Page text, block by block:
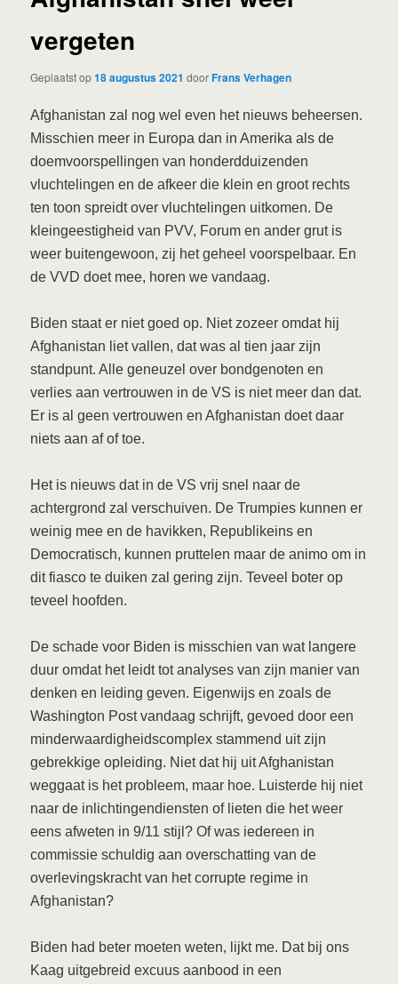
vergeten
Geplaatst op18 augustus 2021 doorFrans Verhagen
Afghanistan zal nog wel even het nieuws beheersen.
Misschien meer in Europa dan in Amerika als de
doemvoorspellingen van honderdduizenden
vluchtelingen en de afkeer die klein en groot rechts
ten toon spreidt over vluchtelingen uitkomen. De
kleingeestigheid van PVV, Forum en ander grut is
weer buitengewoon, zij het geheel voorspelbaar. En
de VVD doet mee, horen we vandaag.
Biden staat er niet goed op. Niet zozeer omdat hij
Afghanistan liet vallen, dat was al tien jaar zijn
standpunt. Alle geneuzel over bondgenoten en
verlies aan vertrouwen in de VS is niet meer dan dat.
Er is al geen vertrouwen en Afghanistan doet daar
niets aan af of toe.
Het is nieuws dat in de VS vrij snel naar de
achtergrond zal verschuiven. De Trumpies kunnen er
weinig mee en de havikken, Republikeins en
Democratisch, kunnen pruttelen maar de animo om in
dit fiasco te duiken zal gering zijn. Teveel boter op
teveel hoofden.
De schade voor Biden is misschien van wat langere
duur omdat het leidt tot analyses van zijn manier van
denken en leiding geven. Eigenwijs en zoals de
Washington Post vandaag schrijft, gevoed door een
minderwaardigheidscomplex stammend uit zijn
gebrekkige opleiding. Niet dat hij uit Afghanistan
weggaat is het probleem, maar hoe. Luisterde hij niet
naar de inlichtingendiensten of lieten die het weer
eens afweten in 9/11 stijl? Of was iedereen in
commissie schuldig aan overschatting van de
overlevingskracht van het corrupte regime in
Afghanistan?
Biden had beter moeten weten, lijkt me. Dat bij ons
Kaag uitgebreid excuus aanbood in een